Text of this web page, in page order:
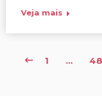
Veja mais
1 … 48